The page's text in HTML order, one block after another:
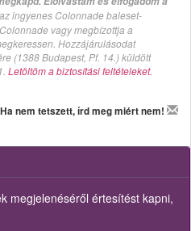
ingyenes Colonnade baleset-
vagy megbízottja a
Hozzájárulásodat
(1388 Budapest, Pf. 14.) küldött
Letöltöm a biztosítási feltételeket.
Ha nem tetszett, írd meg miért nem!
megjelenéséről értesítést kapni,